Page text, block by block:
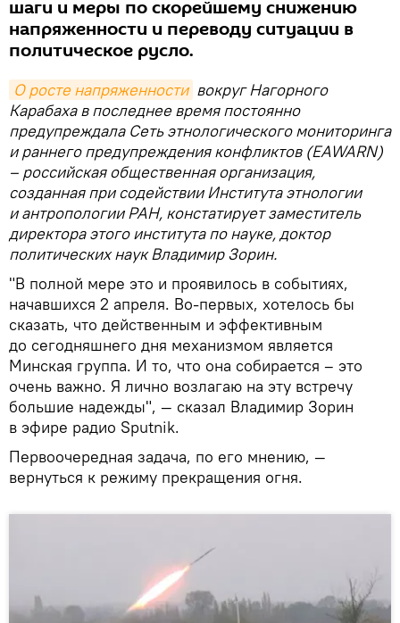
шаги и меры по скорейшему снижению
напряженности и переводу ситуации в
политическое русло.
О росте напряженности вокруг Нагорного
Карабаха в последнее время постоянно
предупреждала Сеть этнологического мониторинга
и раннего предупреждения конфликтов (EAWARN)
– российская общественная организация,
созданная при содействии Института этнологии
и антропологии РАН, констатирует заместитель
директора этого института по науке, доктор
политических наук Владимир Зорин.
"В полной мере это и проявилось в событиях,
начавшихся 2 апреля. Во-первых, хотелось бы
сказать, что действенным и эффективным
до сегодняшнего дня механизмом является
Минская группа. И то, что она собирается – это
очень важно. Я лично возлагаю на эту встречу
большие надежды", — сказал Владимир Зорин
в эфире радио Sputnik.
Первоочередная задача, по его мнению, —
вернуться к режиму прекращения огня.